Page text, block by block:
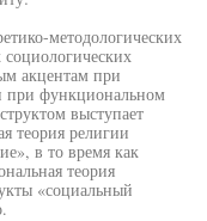
методологических
акцентам при
при функциональном
выступает
теория религии
в то время как
теория
«социальный